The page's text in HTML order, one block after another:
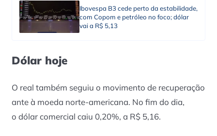
Ibovespa B3 cede perto da estabilidade,
com Copom e petróleo no foco; dólar
vai a R$ 5,13
Dólar hoje
O real também seguiu o movimento de recuperação
ante à moeda norte-americana. No fim do dia,
o dólar comercial caiu 0,20%, a R$ 5,16.